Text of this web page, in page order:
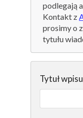
podlegają
Kontakt z
prosimy o
tytułu
Tytuł